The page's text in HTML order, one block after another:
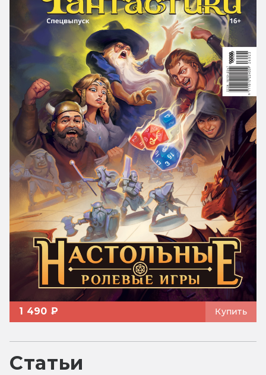
1 490 ₽ Купить
Статьи